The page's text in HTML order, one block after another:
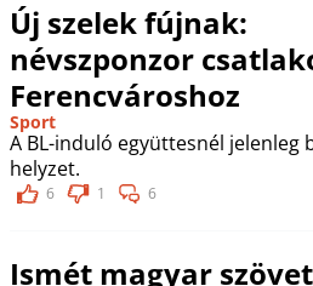
Új szelek fújnak:
névszponzor
Ferencvároshoz
Sport
A BL-induló együttesnél jelenleg
helyzet.
6 1 6
Ismét magyar